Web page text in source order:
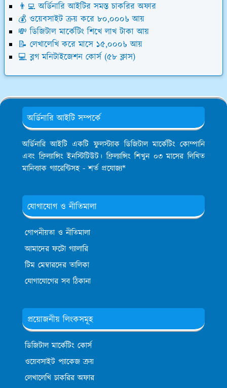
👨‍💻 অর্ডিনারি আইটির সমস্ত চাকরির অফার
💰 ওয়েবসাইট ক্রয় করে ৮০,০০০৳ আয়
💸 ডিজিটাল মার্কেটিং শিখে লাখ টাকা আয়
📝 লেখালেখি করে মাসে ১৫,০০০৳ আয়
💻 ব্লগ মনিটাইজেশন কোর্স (৫৮ ক্লাস)
অর্ডিনারি আইটি সম্পর্কে
অর্ডিনারি আইটি একটি ফুলস্ট্যাক ডিজিটাল মার্কেটিং কোম্পানি
এবং ফ্রিল্যান্সিং ইনস্টিটিউট। ফ্রিল্যান্সিং শিখুন ০৩ মাসের লিখিত
মানিব্যাক গ্যারেন্টিসহ - শর্ত প্রযোজ্য*
যোগাযোগ ও নীতিমালা
গোপনীয়তা ও নীতিমালা
আমাদের ফটো গ্যালারি
টিম মেম্বারদের তালিকা
যোগাযোগের সব ঠিকানা
প্রয়োজনীয় লিংকসমূহ
ডিজিটাল মার্কেটিং কোর্স
ওয়েবসাইট প্যাকেজ ক্রয়
লেখালেখি চাকরির অফার